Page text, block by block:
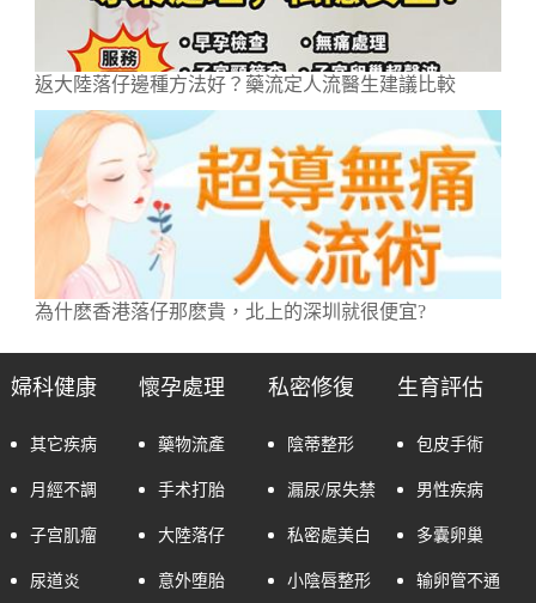
返大陸落仔邊種方法好？藥流定人流醫生建議比較
為什麽香港落仔那麽貴，北上的深圳就很便宜?
婦科健康
其它疾病
月經不調
子宫肌瘤
尿道炎
懷孕處理
藥物流產
手术打胎
大陸落仔
意外堕胎
私密修復
陰蒂整形
漏尿/尿失禁
私密處美白
小陰唇整形
生育評估
包皮手術
男性疾病
多囊卵巢
输卵管不通